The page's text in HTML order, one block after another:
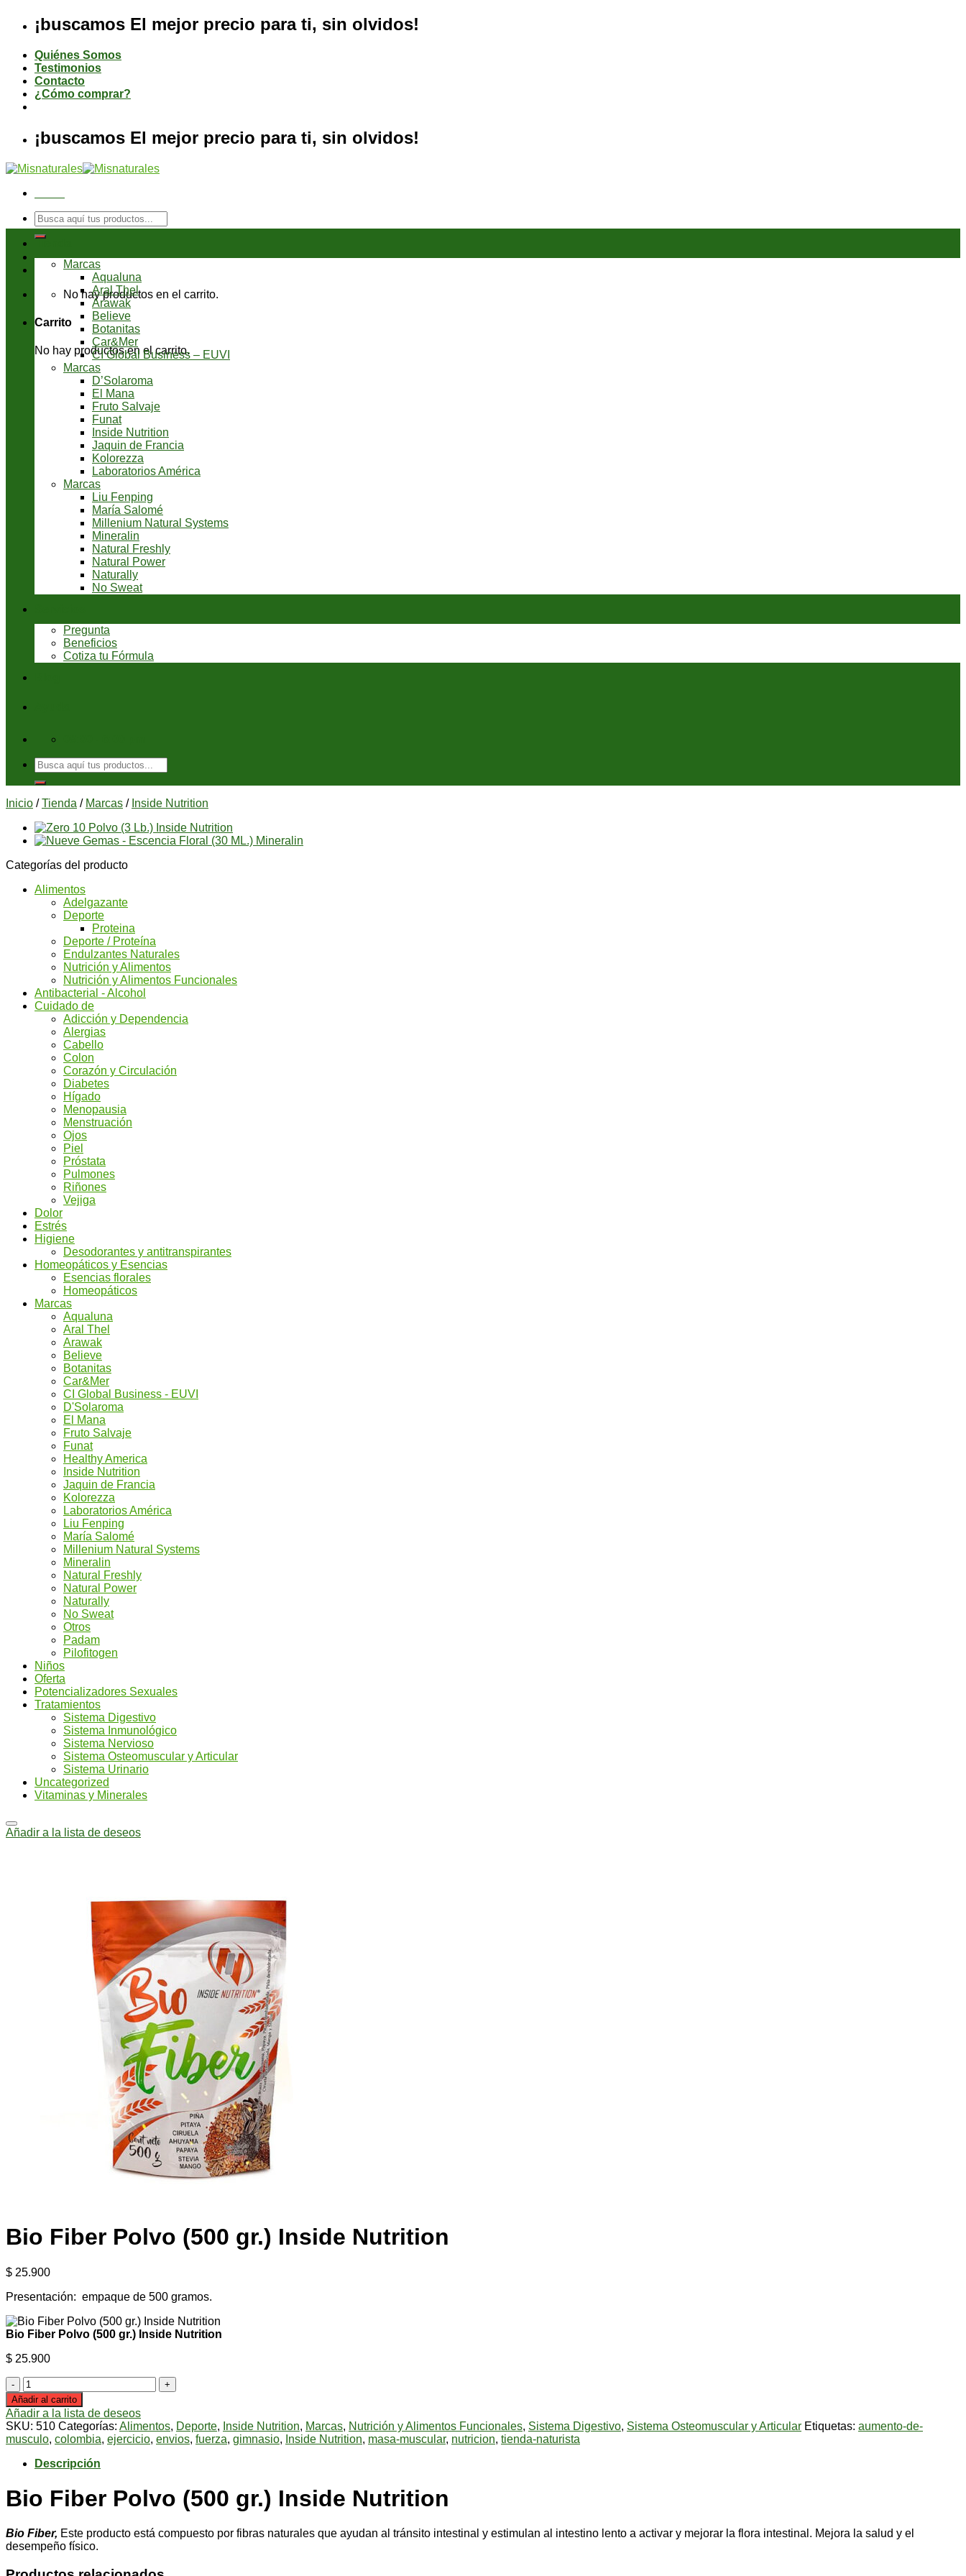
¡buscamos El mejor precio para ti, sin olvidos!
Quiénes Somos
Testimonios
Contacto
¿Cómo comprar?
¡buscamos El mejor precio para ti, sin olvidos!
Buscar
por:
No hay productos en el carrito.
Carrito
No hay productos en el carrito.
Marcas
Aqualuna
Aral Thel
Arawak
Believe
Botanitas
Car&Mer
CI Global Business – EUVI
Marcas
D’Solaroma
El Mana
Fruto Salvaje
Funat
Inside Nutrition
Jaquin de Francia
Kolorezza
Laboratorios América
Marcas
Liu Fenping
María Salomé
Millenium Natural Systems
Mineralin
Natural Freshly
Natural Power
Naturally
No Sweat
Pregunta
Beneficios
Cotiza tu Fórmula
Buscar
por:
Inicio / Tienda / Marcas / Inside Nutrition
Categorías del producto
Alimentos
Adelgazante
Deporte
Proteina
Deporte / Proteína
Endulzantes Naturales
Nutrición y Alimentos
Nutrición y Alimentos Funcionales
Antibacterial - Alcohol
Cuidado de
Adicción y Dependencia
Alergias
Cabello
Colon
Corazón y Circulación
Diabetes
Hígado
Menopausia
Menstruación
Ojos
Piel
Próstata
Pulmones
Riñones
Vejiga
Dolor
Estrés
Higiene
Desodorantes y antitranspirantes
Homeopáticos y Esencias
Esencias florales
Homeopáticos
Marcas
Aqualuna
Aral Thel
Arawak
Believe
Botanitas
Car&Mer
CI Global Business - EUVI
D'Solaroma
El Mana
Fruto Salvaje
Funat
Healthy America
Inside Nutrition
Jaquin de Francia
Kolorezza
Laboratorios América
Liu Fenping
María Salomé
Millenium Natural Systems
Mineralin
Natural Freshly
Natural Power
Naturally
No Sweat
Otros
Padam
Pilofitogen
Niños
Oferta
Potencializadores Sexuales
Tratamientos
Sistema Digestivo
Sistema Inmunológico
Sistema Nervioso
Sistema Osteomuscular y Articular
Sistema Urinario
Uncategorized
Vitaminas y Minerales
Añadir a la lista de deseos
Bio Fiber Polvo (500 gr.) Inside Nutrition
$ 25.900
Presentación: empaque de 500 gramos.
Bio Fiber Polvo (500 gr.) Inside Nutrition
$ 25.900
Bio
Fiber
Polvo
(500
gr.)
Inside
Nutrition
cantidad
Añadir al carrito
Añadir a la lista de deseos
SKU: 510 Categorías: Alimentos, Deporte, Inside Nutrition, Marcas, Nutrición y Alimentos Funcionales, Sistema Digestivo, Sistema Osteomuscular y Articular Etiquetas: aumento-de-
musculo, colombia, ejercicio, envios, fuerza, gimnasio, Inside Nutrition, masa-muscular, nutricion, tienda-naturista
Descripción
Bio Fiber Polvo (500 gr.) Inside Nutrition
Bio Fiber, Este producto está compuesto por fibras naturales que ayudan al tránsito intestinal y estimulan al intestino lento a activar y mejorar la flora intestinal. Mejora la salud y el
desempeño físico.